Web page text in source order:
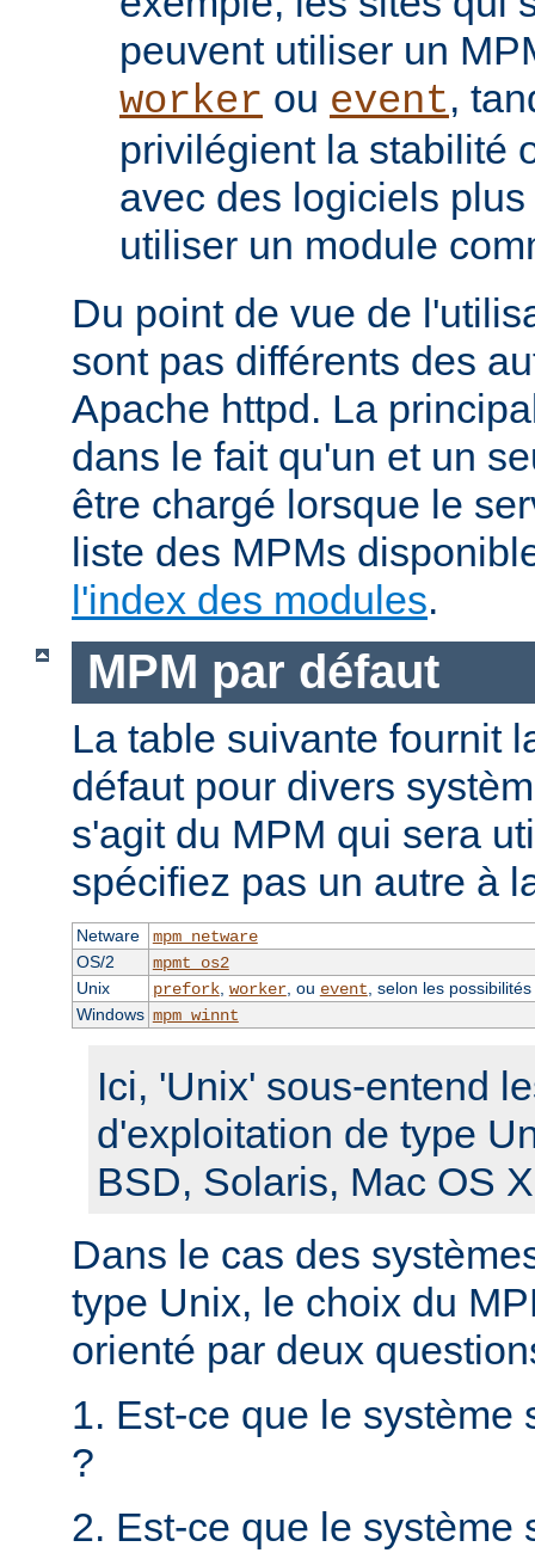
peuvent utiliser un
worker ou event,
privilégient la stabilité
avec des logiciels
utiliser un module
Du point de vue de
sont pas différents des
Apache httpd. La
dans le fait qu'un et un
être chargé lorsque le
liste des MPMs
l'index des modules.
MPM par défaut
La table suivante fournit
défaut pour divers
s'agit du MPM qui sera
spécifiez pas un autre à
Netware
mpm_netware
OS/2
mpmt_os2
Unix
prefork, worker, ou event , selon les
Windows mpm_winnt
Ici, 'Unix' sous-entend
d'exploitation de type
BSD, Solaris, Mac OS
Dans le cas des
type Unix, le choix du
orienté par deux
1. Est-ce que le système
?
2. Est-ce que le système